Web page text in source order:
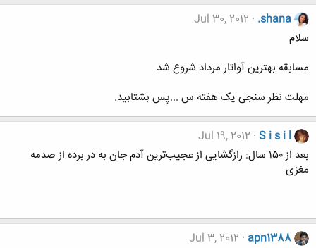
.shana
Jul 30, 2012
سلام
مسابقه بهترین آواتار مرداد شروع شد
مهلت نظر سنجی یک هفته س ...پس بشتابید.
S i s i l
Jul 19, 2012
بعد از ۱۵۰ سال: رازگشایی از عجیب‌ترین آدم جان به در برده از صدمه
مغزی
apn1388
Jul 3, 2012